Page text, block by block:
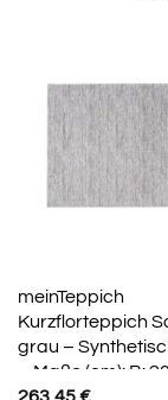
meinTeppich
Kurzflorteppich
grau –
– Maße (cm): B: